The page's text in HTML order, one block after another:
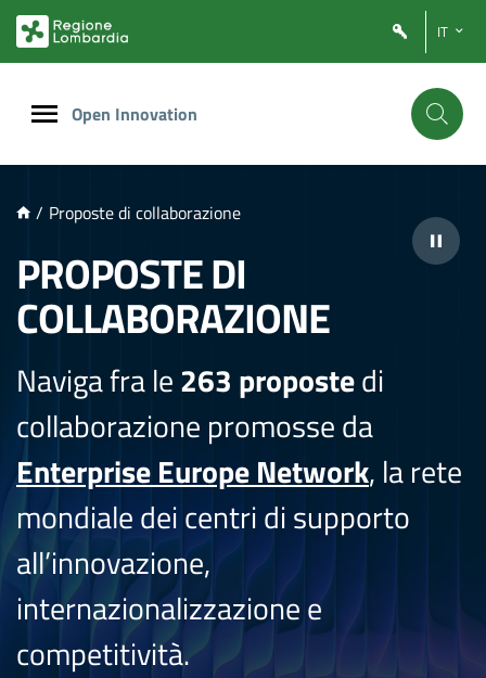
PRINCIPALE
IT
Open Innovation
/ Proposte di collaborazione
PROPOSTE DI
COLLABORAZIONE
Naviga fra le263 propostedi
collaborazione promosse da
Enterprise Europe Network, la rete
mondiale dei centri di supporto
all’innovazione,
internazionalizzazione e
competitività.